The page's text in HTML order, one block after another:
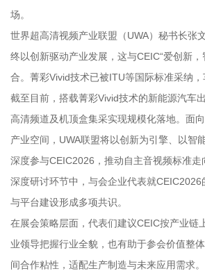
场。
世界超高清视频产业联盟（UWA）秘书长张
终以创新驱动产业发展，这与CEIC“爱创新，
合。菁彩Vivid技术已被ITU等国际标准采纳，
截至目前，搭载菁彩Vivid技术的新能源汽车
高清频道及机顶盒集采实现规模化落地。面
产业空间，UWA联盟将以创新为引擎、以智
深度参与CEIC2026，推动自主音视频标准走
深度研讨环节中，与会企业代表就
与平台建设形成多项共识。
在展会策略层面，代表们建议CEIC按产业链
业领导把握行业全貌，也有助于参会价值整
间合作粘性，适配生产制造与未来应用需求。